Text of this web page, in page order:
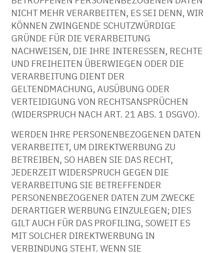
NICHT MEHR VERARBEITEN, ES SEI DENN, WIR
KÖNNEN ZWINGENDE SCHUTZWÜRDIGE
GRÜNDE FÜR DIE VERARBEITUNG
NACHWEISEN, DIE IHRE INTERESSEN, RECHTE
UND FREIHEITEN ÜBERWIEGEN ODER DIE
VERARBEITUNG DIENT DER
GELTENDMACHUNG, AUSÜBUNG ODER
VERTEIDIGUNG VON RECHTSANSPRÜCHEN
(WIDERSPRUCH NACH ART. 21 ABS. 1 DSGVO).
WERDEN IHRE PERSONENBEZOGENEN DATEN
VERARBEITET, UM DIREKTWERBUNG ZU
BETREIBEN, SO HABEN SIE DAS RECHT,
JEDERZEIT WIDERSPRUCH GEGEN DIE
VERARBEITUNG SIE BETREFFENDER
PERSONENBEZOGENER DATEN ZUM ZWECKE
DERARTIGER WERBUNG EINZULEGEN; DIES
GILT AUCH FÜR DAS PROFILING, SOWEIT ES
MIT SOLCHER DIREKTWERBUNG IN
VERBINDUNG STEHT. WENN SIE